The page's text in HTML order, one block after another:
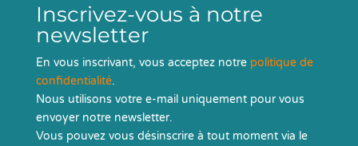
Inscrivez-vous à notre
newsletter
En vous inscrivant, vous acceptez notre politique de
confidentialité.
Nous utilisons votre e-mail uniquement pour vous
envoyer notre newsletter.
Vous pouvez vous désinscrire à tout moment via le